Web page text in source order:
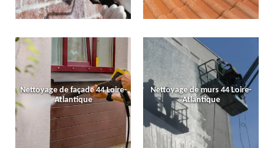
Nettoyage de façade 44 Loire-
Atlantique
Nettoyage de murs 44 Loire-
Atlantique